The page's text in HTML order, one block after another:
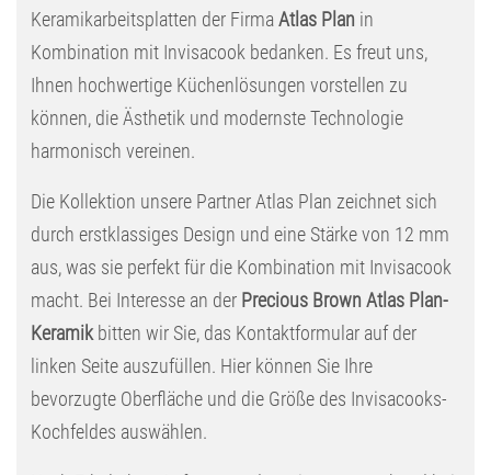
Keramikarbeitsplatten der Firma Atlas Plan in
Kombination mit Invisacook bedanken. Es freut uns,
Ihnen hochwertige Küchenlösungen vorstellen zu
können, die Ästhetik und modernste Technologie
harmonisch vereinen.
Die Kollektion unsere Partner Atlas Plan zeichnet sich
durch erstklassiges Design und eine Stärke von 12 mm
aus, was sie perfekt für die Kombination mit Invisacook
macht. Bei Interesse an der Precious Brown Atlas Plan-
Keramikbitten wir Sie, das Kontaktformular auf der
linken Seite auszufüllen. Hier können Sie Ihre
bevorzugte Oberfläche und die Größe des Invisacooks-
Kochfeldes auswählen.